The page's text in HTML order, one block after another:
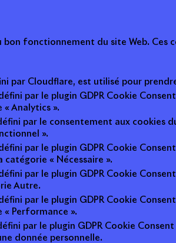
bon fonctionnement du site Web.
par Cloudflare, est utilisé pour
par le plugin GDPR Cookie
« Analytics ».
par le consentement aux cookies
».
par le plugin GDPR Cookie
catégorie « Nécessaire ».
par le plugin GDPR Cookie
Autre.
par le plugin GDPR Cookie
« Performance ».
par le plugin GDPR Cookie
donnée personnelle.